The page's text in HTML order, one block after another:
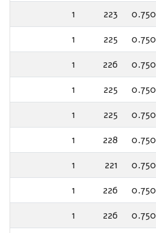
0.750
223
1
0.750
225
1
0.750
226
1
0.750
225
1
0.750
225
1
0.750
228
1
0.750
221
1
0.750
226
1
0.750
226
1